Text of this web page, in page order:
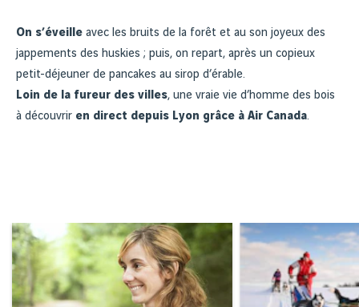
On s’éveille avec les bruits de la forêt et au son joyeux des
jappements des huskies ; puis, on repart, après un copieux
petit-déjeuner de pancakes au sirop d’érable.
Loin de la fureur des villes, une vraie vie d’homme des bois
à découvrir en direct depuis Lyon grâce à Air Canada.